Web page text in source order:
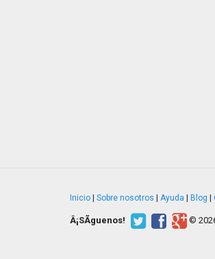
Inicio Sobre nosotros Ayuda Blog
Â¡SÃ­guenos! ©